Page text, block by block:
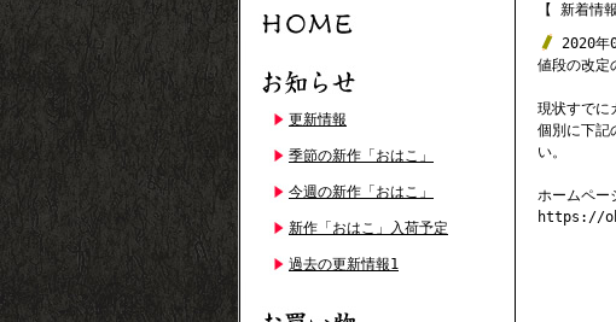
更新情報
季節の新作「おはこ」
今週の新作「おはこ」
新作「おはこ」入荷予定
過去の更新情報1
【 新着情
2020年
値段の改定
現状すでに
個別に下記
い。
ホームペー
https://